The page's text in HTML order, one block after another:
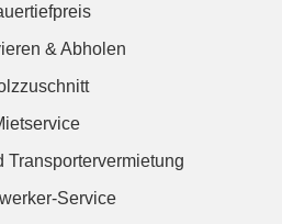
& Abholen
Transportervermietung
Service